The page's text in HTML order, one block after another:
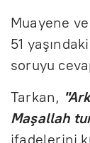
Muayene
51
soruyu
Tarkan,
Maşallah
ifadelerini